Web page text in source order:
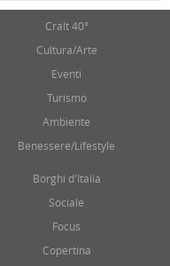
Cralt 40°
Cultura/Arte
Eventi
Turismo
Ambiente
Benessere/Lifestyle
Borghi d'Italia
Sociale
Focus
Copertina